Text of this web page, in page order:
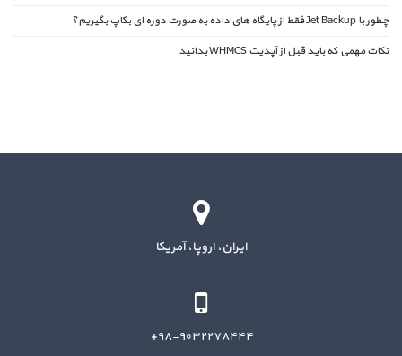
چطور با Jet Backup فقط از پایگاه های داده به صورت دوره ای بکاپ بگیریم؟
نکات مهمی که باید قبل از آپدیت WHMCS بدانید
ایران، اروپا، آمریکا
۹۸-۹۰۳۲۲۷۸۴۴۴+